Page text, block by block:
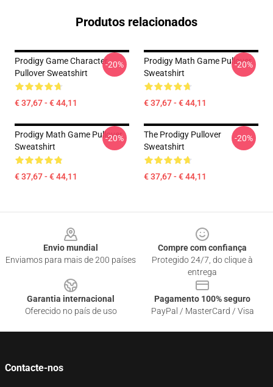
Produtos relacionados
Prodigy Game Character
Pullover Sweatshirt
€ 37,67 - € 44,11
-20%
Prodigy Math Game Pullover
Sweatshirt
€ 37,67 - € 44,11
-20%
Prodigy Math Game Pullover
Sweatshirt
€ 37,67 - € 44,11
-20%
The Prodigy Pullover
Sweatshirt
€ 37,67 - € 44,11
-20%
Envio mundial
Enviamos para mais de 200 países
Compre com confiança
Protegido 24/7, do clique à
entrega
Garantia internacional
Oferecido no país de uso
Pagamento 100% seguro
PayPal / MasterCard / Visa
Contacte-nos